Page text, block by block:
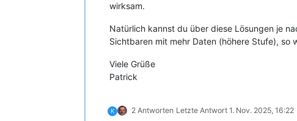
wirksam.
Natürlich kannst du über diese Lösungen je
Sichtbaren mit mehr Daten (höhere Stufe), so
Viele Grüße
Patrick
K 2 Antworten Letzte Antwort 1. Nov. 2025, 16:22